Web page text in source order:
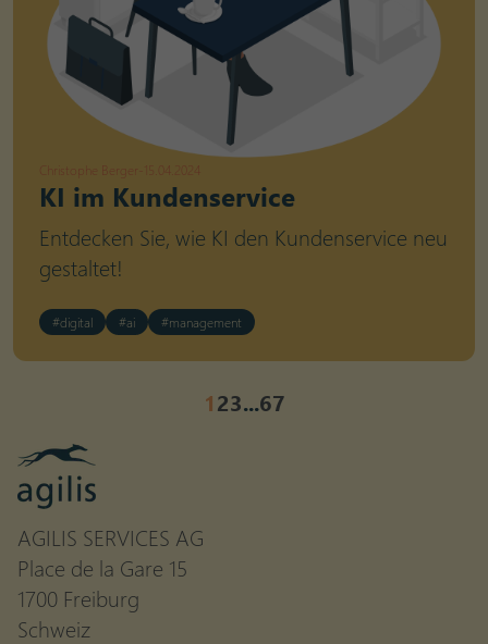
Christophe Berger 15.04.2024
KI im Kundenservice
Entdecken Sie, wie KI den Kundenservice neu
gestaltet!
#digital #ai #management
123...67
AGILIS SERVICES AG
Place de la Gare 15
1700 Freiburg
Schweiz